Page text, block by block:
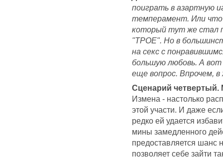
поиграть в азартную
темперамент. Или что
который тут же стал
"ТРОЕ". Но в
на секс с
большую любовь. А
еще вопрос. Впрочем,
Сценарий
Измена - настолько
этой участи. И даже
редко ей удается
мины замедленного
предоставляется шанс
позволяет себе зайти